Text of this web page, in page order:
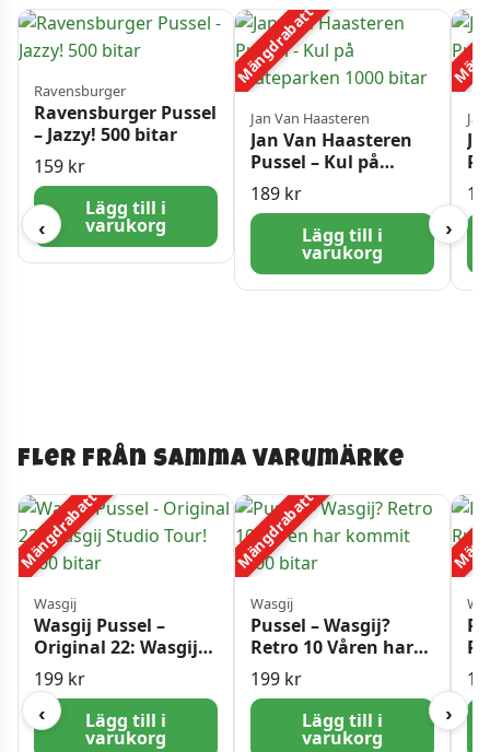
‹
Ravensburger
Ravensburger Pussel
– Jazzy! 500 bitar
159 kr
Lägg till i
varukorg
Mängdrabatt
Jan Van Haasteren
Jan Van Haasteren
Pussel – Kul på
Skateparken 1000
bitar
189 kr
Lägg till i
varukorg
›
Fler från samma varumärke
‹
Mängdrabatt
Wasgij
Wasgij Pussel –
Original 22: Wasgij
Studio Tour! 1000
bitar
199 kr
Lägg till i
varukorg
Mängdrabatt
Wasgij
Pussel – Wasgij?
Retro 10 Våren har
kommit 1000 bitar
199 kr
Lägg till i
varukorg
›